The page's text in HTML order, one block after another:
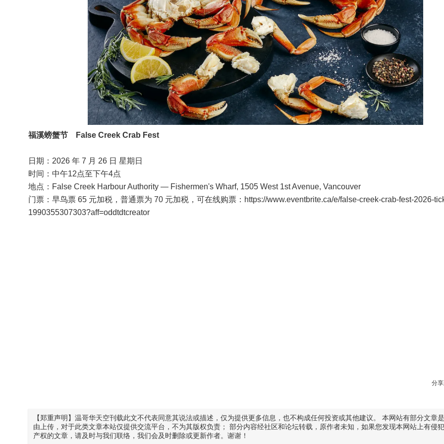
福溪螃蟹节 False Creek Crab Fest
日期：2026 年 7 月 26 日 星期日
时间：中午12点至下午4点
地点：False Creek Harbour Authority — Fishermen's Wharf, 1505 West 1st Avenue, Vancouver
门票：早鸟票 65 元加税，普通票为 70 元加税，可在线购票：https://www.eventbrite.ca/e/false-creek-crab-fest-2026-
1990355307303?aff=oddtdtcreator
分
【郑重声明】温哥华天空刊载此文不代表同意其说法或描述，仅为提供更多信息，也不构成任何投资或其他建议。 本网站有部分文章
由上传，对于此类文章本站仅提供交流平台，不为其版权负责； 部分内容经社区和论坛转载，原作者未知，如果您发现本网站上有侵
产权的文章，请及时与我们联络，我们会及时删除或更新作者。谢谢！